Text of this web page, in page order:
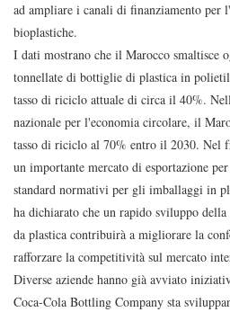
ad ampliare i canali di finanziamento
bioplastiche.
I dati mostrano che il Marocco smaltisce
tonnellate di bottiglie di plastica in
tasso di riciclo attuale di circa il 40%.
nazionale per l'economia circolare, il
tasso di riciclo al 70% entro il 2030. Nel
un importante mercato di esportazione
standard normativi per gli imballaggi in
ha dichiarato che un rapido sviluppo
da plastica contribuirà a migliorare la
rafforzare la competitività sul mercato
Diverse aziende hanno già avviato
Coca-Cola Bottling Company sta